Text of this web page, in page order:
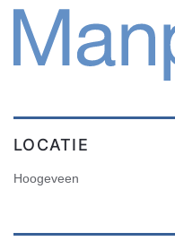
LOCATIE
Hoogeveen